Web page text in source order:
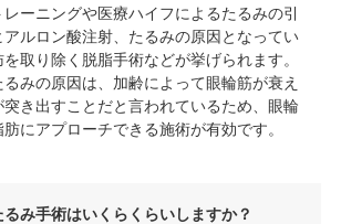
ーニングや医療ハイフによるたるみの引
アルロン酸注射、たるみの原因となってい
取り除く脱脂手術などが挙げられます。
るみの原因は、加齢によって眼輪筋が衰え
突き出すことだと言われているため、眼輪
にアプローチできる施術が有効です。
るみ手術はいくらくらいしますか？